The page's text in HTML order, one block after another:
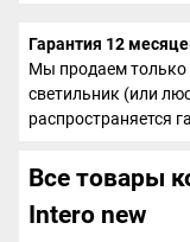
Гарантия 12
Мы продаем
светильник (или
распространяется
Все товары
Intero new